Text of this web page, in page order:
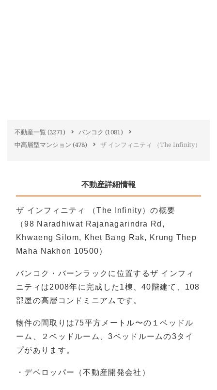
不動産一覧 (2271) バンコク (1081)
中高層型マンション (478) ザ インフィニティ （The Infinity）
不動産詳細情報
ザ インフィニティ （The Infinity）の概要
（98 Naradhiwat Rajanagarindra Rd,
Khwaeng Silom, Khet Bang Rak, Krung Thep
Maha Nakhon 10500）
バンコク・バーンラックに位置するザ インフィ
ニティは2008年に完成した1棟、40階建て、108
部屋の高層コンドミニアムです。
物件の間取りは75平方メートル〜の１ベッドル
ーム、２ベッドルーム、3ベッドルームの3タイ
プがあります。
・デベロッパー（不動産開発会社）